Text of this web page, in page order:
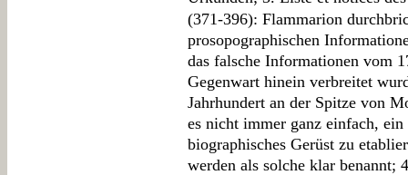
(371-396): Flammarion
prosopographischen
das falsche Informationen vom
Gegenwart hinein verbreitet
Jahrhundert an der Spitze von
es nicht immer ganz einfach,
biographisches Gerüst zu
werden als solche klar benannt;